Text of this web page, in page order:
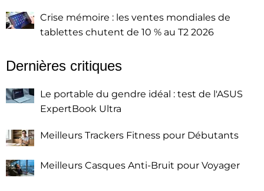
Crise mémoire : les ventes mondiales de
tablettes chutent de 10 % au T2 2026
Dernières critiques
Le portable du gendre idéal : test de l'ASUS
ExpertBook Ultra
Meilleurs Trackers Fitness pour Débutants
Meilleurs Casques Anti-Bruit pour Voyager